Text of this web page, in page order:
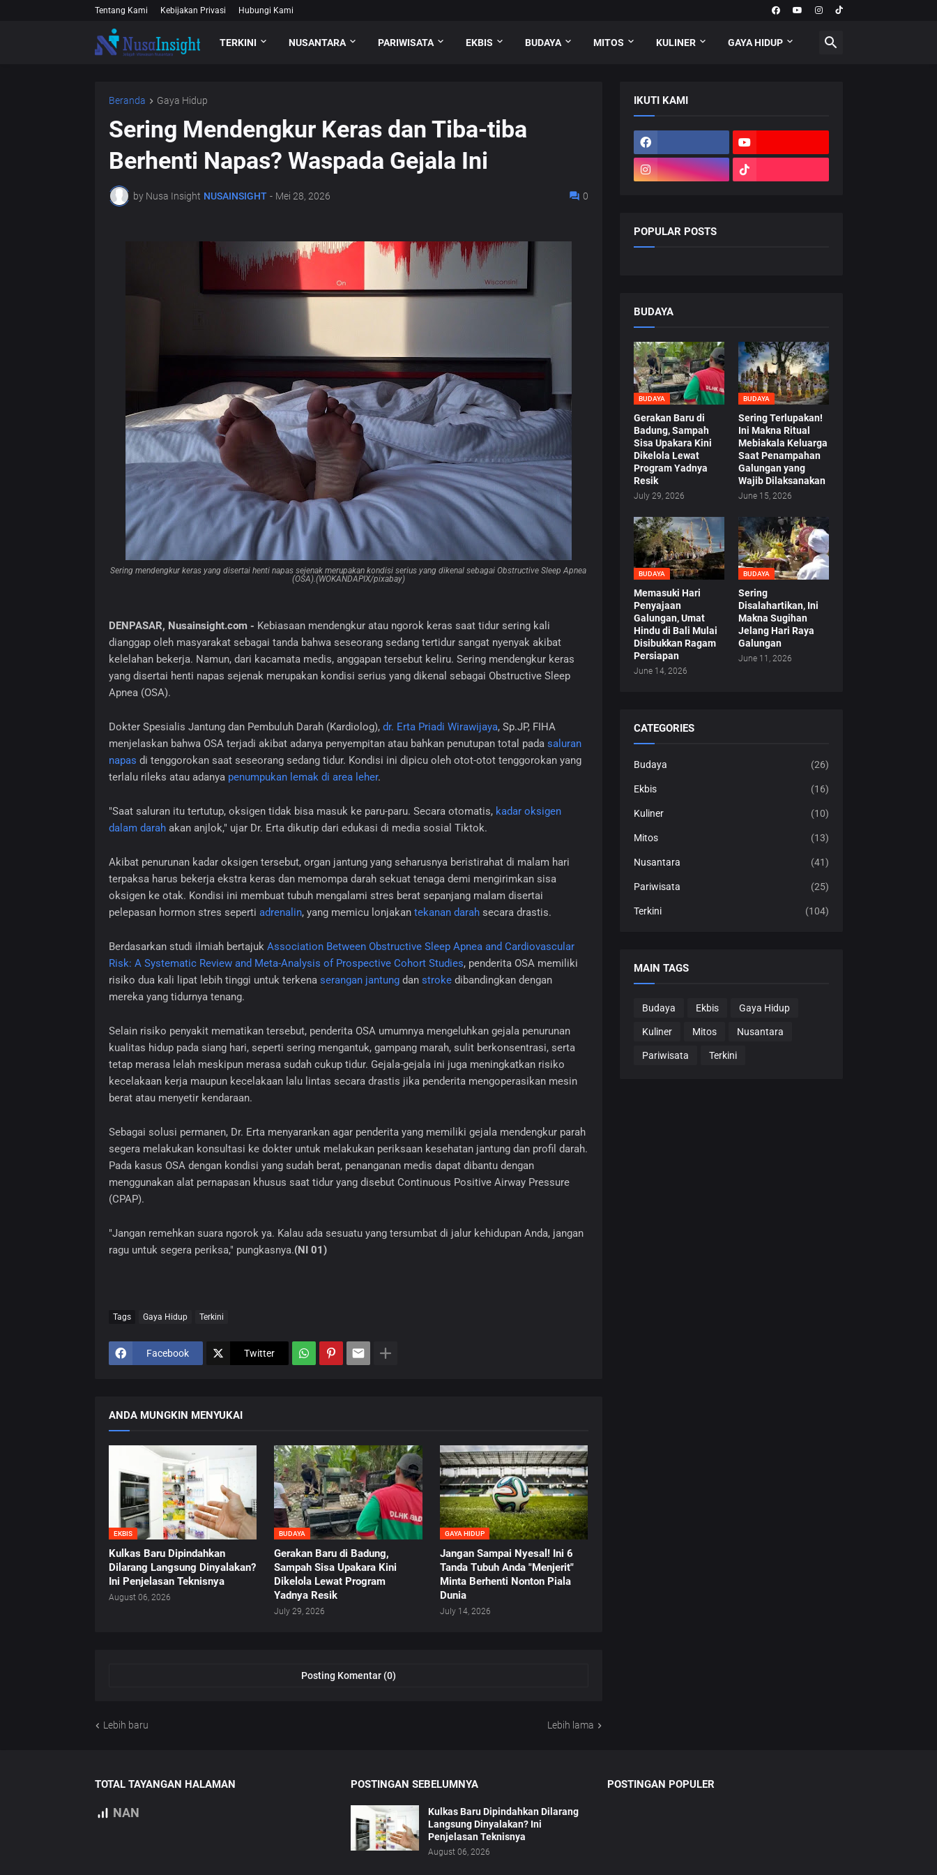
Tentang Kami Kebijakan Privasi Hubungi Kami
TERKINI NUSANTARA PARIWISATA EKBIS BUDAYA MITOS KULINER GAYA HIDUP
Beranda Gaya Hidup
Sering Mendengkur Keras dan Tiba-tiba
Berhenti Napas? Waspada Gejala Ini
by Nusa Insight NUSAINSIGHT - Mei 28, 2026 0
Sering mendengkur keras yang disertai henti napas sejenak merupakan kondisi serius yang dikenal sebagai Obstructive Sleep Apnea
(OSA).(WOKANDAPIX/pixabay)
DENPASAR, Nusainsight.com - Kebiasaan mendengkur atau ngorok keras saat tidur sering kali
dianggap oleh masyarakat sebagai tanda bahwa seseorang sedang tertidur sangat nyenyak akibat
kelelahan bekerja. Namun, dari kacamata medis, anggapan tersebut keliru. Sering mendengkur keras
yang disertai henti napas sejenak merupakan kondisi serius yang dikenal sebagai Obstructive Sleep
Apnea (OSA).
Dokter Spesialis Jantung dan Pembuluh Darah (Kardiolog), dr. Erta Priadi Wirawijaya, Sp.JP, FIHA
menjelaskan bahwa OSA terjadi akibat adanya penyempitan atau bahkan penutupan total pada saluran
napas di tenggorokan saat seseorang sedang tidur. Kondisi ini dipicu oleh otot-otot tenggorokan yang
terlalu rileks atau adanya penumpukan lemak di area leher.
"Saat saluran itu tertutup, oksigen tidak bisa masuk ke paru-paru. Secara otomatis, kadar oksigen
dalam darahakan anjlok," ujar Dr. Erta dikutip dari edukasi di media sosial Tiktok.
Akibat penurunan kadar oksigen tersebut, organ jantung yang seharusnya beristirahat di malam hari
terpaksa harus bekerja ekstra keras dan memompa darah sekuat tenaga demi mengirimkan sisa
oksigen ke otak. Kondisi ini membuat tubuh mengalami stres berat sepanjang malam disertai
pelepasan hormon stres seperti adrenalin, yang memicu lonjakan tekanan darahsecara drastis.
Berdasarkan studi ilmiah bertajuk Association Between Obstructive Sleep Apnea and Cardiovascular
Risk: A Systematic Review and Meta-Analysis of Prospective Cohort Studies, penderita OSA memiliki
risiko dua kali lipat lebih tinggi untuk terkena serangan jantungdan strokedibandingkan dengan
mereka yang tidurnya tenang.
Selain risiko penyakit mematikan tersebut, penderita OSA umumnya mengeluhkan gejala penurunan
kualitas hidup pada siang hari, seperti sering mengantuk, gampang marah, sulit berkonsentrasi, serta
tetap merasa lelah meskipun merasa sudah cukup tidur. Gejala-gejala ini juga meningkatkan risiko
kecelakaan kerja maupun kecelakaan lalu lintas secara drastis jika penderita mengoperasikan mesin
berat atau menyetir kendaraan.
Sebagai solusi permanen, Dr. Erta menyarankan agar penderita yang memiliki gejala mendengkur parah
segera melakukan konsultasi ke dokter untuk melakukan periksaan kesehatan jantung dan profil darah.
Pada kasus OSA dengan kondisi yang sudah berat, penanganan medis dapat dibantu dengan
menggunakan alat pernapasan khusus saat tidur yang disebut Continuous Positive Airway Pressure
(CPAP).
"Jangan remehkan suara ngorok ya. Kalau ada sesuatu yang tersumbat di jalur kehidupan Anda, jangan
ragu untuk segera periksa," pungkasnya.(NI 01)
Tags Gaya Hidup Terkini
Facebook Twitter
ANDA MUNGKIN MENYUKAI
EKBIS
Kulkas Baru Dipindahkan
Dilarang Langsung Dinyalakan?
Ini Penjelasan Teknisnya
August 06, 2026
BUDAYA
Gerakan Baru di Badung,
Sampah Sisa Upakara Kini
Dikelola Lewat Program
Yadnya Resik
July 29, 2026
GAYA HIDUP
Jangan Sampai Nyesal! Ini 6
Tanda Tubuh Anda "Menjerit"
Minta Berhenti Nonton Piala
Dunia
July 14, 2026
Posting Komentar (0)
Lebih baru Lebih lama
IKUTI KAMI
POPULAR POSTS
BUDAYA
BUDAYA
Gerakan Baru di
Badung, Sampah
Sisa Upakara Kini
Dikelola Lewat
Program Yadnya
Resik
July 29, 2026
BUDAYA
Sering Terlupakan!
Ini Makna Ritual
Mebiakala Keluarga
Saat Penampahan
Galungan yang
Wajib Dilaksanakan
June 15, 2026
BUDAYA
Memasuki Hari
Penyajaan
Galungan, Umat
Hindu di Bali Mulai
Disibukkan Ragam
Persiapan
June 14, 2026
BUDAYA
Sering
Disalahartikan, Ini
Makna Sugihan
Jelang Hari Raya
Galungan
June 11, 2026
CATEGORIES
Budaya (26)
Ekbis (16)
Kuliner (10)
Mitos (13)
Nusantara (41)
Pariwisata (25)
Terkini (104)
MAIN TAGS
Budaya Ekbis Gaya Hidup
Kuliner Mitos Nusantara
Pariwisata Terkini
TOTAL TAYANGAN HALAMAN
NAN
POSTINGAN SEBELUMNYA
Kulkas Baru Dipindahkan Dilarang
Langsung Dinyalakan? Ini
Penjelasan Teknisnya
August 06, 2026
POSTINGAN POPULER